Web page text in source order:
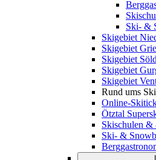
Ski- &
Skigebiet
Skigebiet
Skigebiet
Skigebiet
Skigebiet
Rund ums
Online-
Ötztal
Skischulen &
Ski- &